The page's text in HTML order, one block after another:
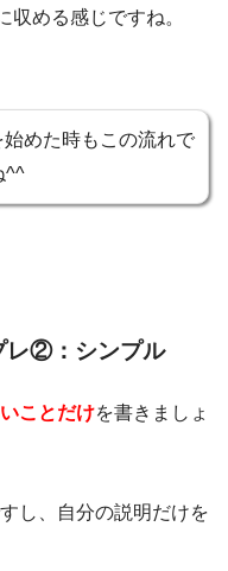
収める感じですね。
めた時もこの流れで
^^
レ②：シンプル
ことだけを書きましょ
し、自分の説明だけを